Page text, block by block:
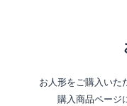
お人形をご購入いた
購入商品ページ